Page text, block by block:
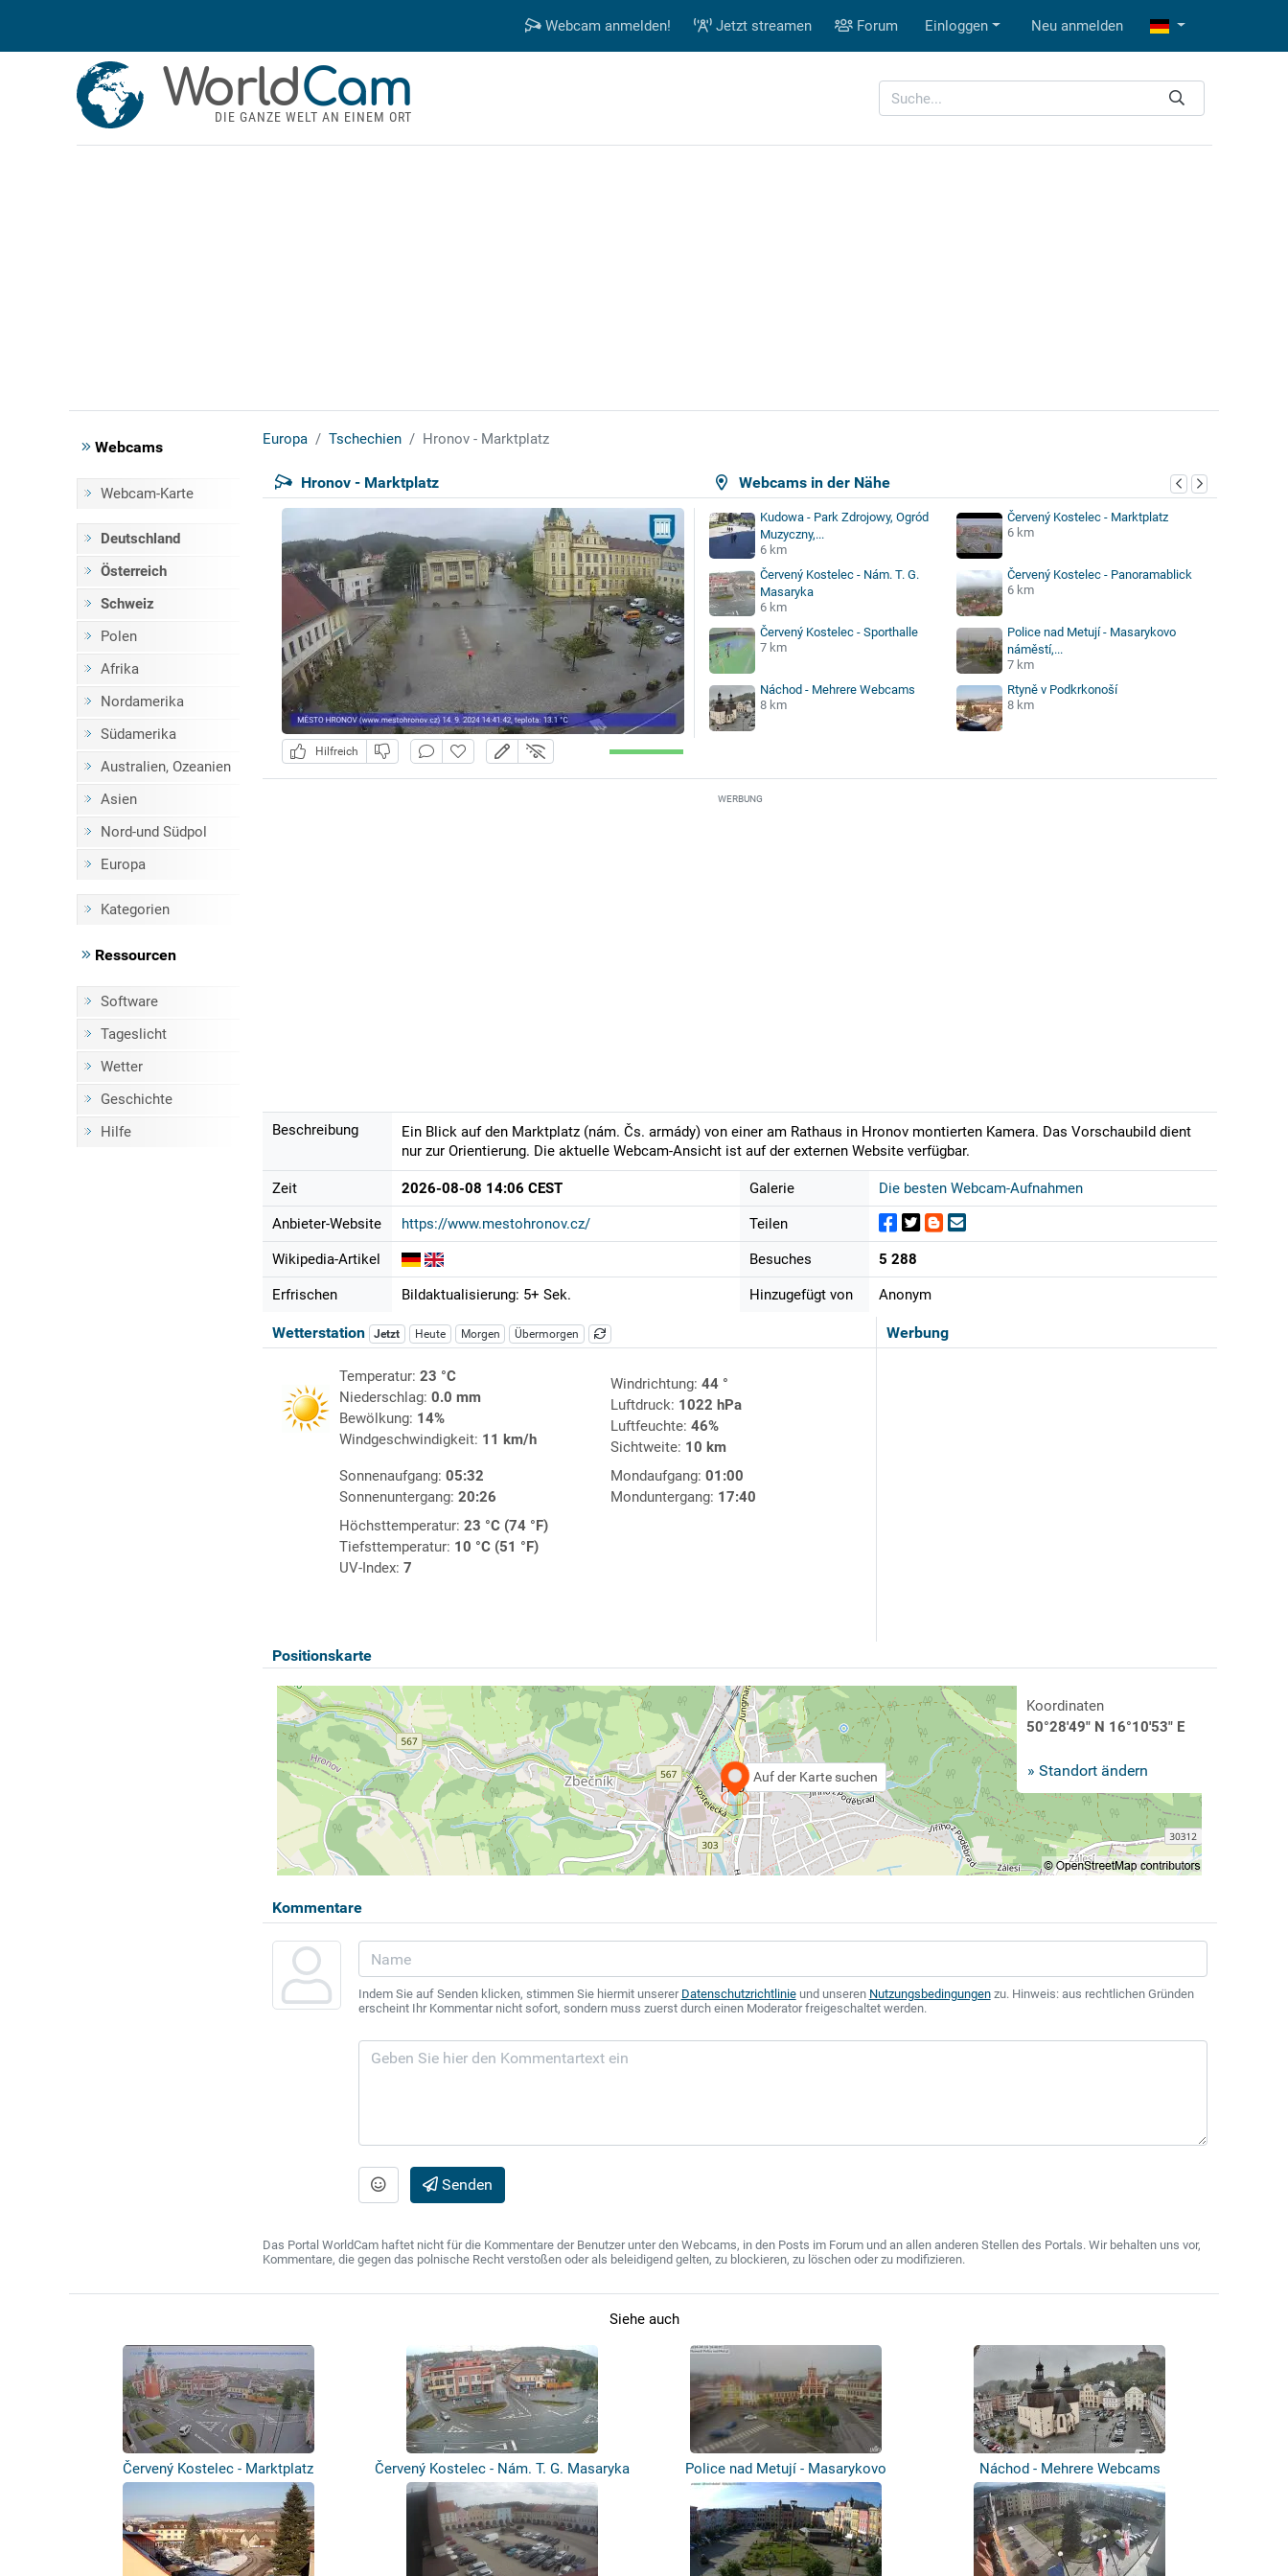
Webcam anmelden! Jetzt streamen Forum Einloggen Neu anmelden
WorldCam
DIE GANZE WELT AN EINEM ORT
Webcams
Webcam-Karte
Deutschland
Österreich
Schweiz
Polen
Afrika
Nordamerika
Südamerika
Australien, Ozeanien
Asien
Nord-und Südpol
Europa
Kategorien
Ressourcen
Software
Tageslicht
Wetter
Geschichte
Hilfe
Europa Tschechien Hronov - Marktplatz
Webcams in der Nähe
Hronov - Marktplatz
Hilfreich
Kudowa - Park Zdrojowy, Ogród
Muzyczny,...
6 km
Červený Kostelec - Marktplatz
6 km
Červený Kostelec - Nám. T. G.
Masaryka
6 km
Červený Kostelec - Panoramablick
6 km
Červený Kostelec - Sporthalle
7 km
Police nad Metují - Masarykovo
náměstí,...
7 km
Náchod - Mehrere Webcams
8 km
Rtyně v Podkrkonoší
8 km
WERBUNG
Beschreibung
Ein Blick auf den Marktplatz (nám. Čs. armády) von einer am Rathaus in Hronov montierten Kamera. Das Vorschaubild dient
nur zur Orientierung. Die aktuelle Webcam-Ansicht ist auf der externen Website verfügbar.
Zeit 2026-08-08 14:06 CEST
Anbieter-Website https://www.mestohronov.cz/
Wikipedia-Artikel
Erfrischen Bildaktualisierung: 5+ Sek.
Galerie Die besten Webcam-Aufnahmen
Teilen
Besuches 5 288
Hinzugefügt von Anonym
Werbung
Wetterstation Jetzt Heute Morgen Übermorgen
Temperatur: 23 °C
Niederschlag: 0.0 mm
Bewölkung: 14%
Windgeschwindigkeit: 11 km/h
Windrichtung: 44 °
Luftdruck: 1022 hPa
Luftfeuchte: 46%
Sichtweite: 10 km
Sonnenaufgang: 05:32
Sonnenuntergang: 20:26
Mondaufgang: 01:00
Monduntergang: 17:40
Höchsttemperatur: 23 °C (74 °F)
Tiefsttemperatur: 10 °C (51 °F)
UV-Index: 7
Positionskarte
Auf der Karte suchen
Koordinaten
50°28'49" N 16°10'53" E
» Standort ändern
Kommentare
Indem Sie auf Senden klicken, stimmen Sie hiermit unserer Datenschutzrichtlinieund unseren Nutzungsbedingungenzu. Hinweis: aus rechtlichen Gründen
erscheint Ihr Kommentar nicht sofort, sondern muss zuerst durch einen Moderator freigeschaltet werden.
Senden
Das Portal WorldCam haftet nicht für die Kommentare der Benutzer unter den Webcams, in den Posts im Forum und an allen anderen Stellen des Portals. Wir behalten uns vor,
Kommentare, die gegen das polnische Recht verstoßen oder als beleidigend gelten, zu blockieren, zu löschen oder zu modifizieren.
Siehe auch
Červený Kostelec - Marktplatz Červený Kostelec - Nám. T. G. Masaryka
Police nad Metují - Masarykovo
náměstí,...
Náchod - Mehrere Webcams